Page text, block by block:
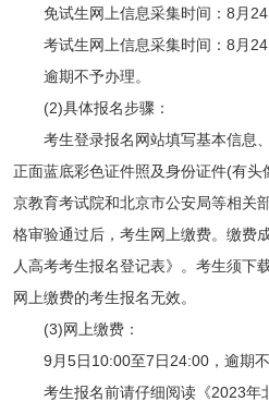
免试生网上信息采集时间：8月24
考试生网上信息采集时间：8月24
逾期不予办理。
(2)具体报名步骤：
考生登录报名网站填写基本信息
正面蓝底彩色证件照及身份证件(有
京教育考试院和北京市公安局等相关
格审验通过后，考生网上缴费。缴费
人高考考生报名登记表》。考生须下
网上缴费的考生报名无效。
(3)网上缴费：
9月5日10:00至7日24:00，逾期不
考生报名前请仔细阅读《2023年